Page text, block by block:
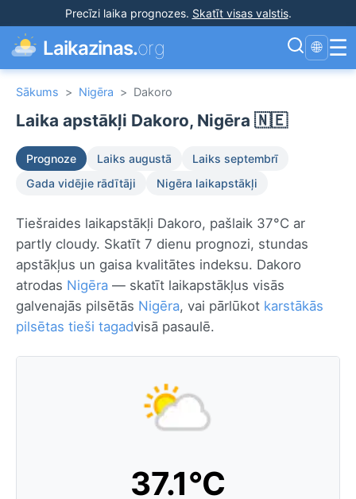
Precīzi laika prognozes. Skatīt visas valstis.
Laikazinas.org 🌐 ☰
Sākums > Nigēra > Dakoro
Laika apstākļi Dakoro, Nigēra 🇳🇪
Prognoze Laiks augustā
Laiks septembrī
Gada vidējie rādītāji
Nigēra laikapstākļi
Tiešraides laikapstākļi Dakoro, pašlaik 37°C ar
partly cloudy. Skatīt 7 dienu prognozi, stundas
apstākļus un gaisa kvalitātes indeksu. Dakoro
atrodas Nigēra — skatīt laikapstākļus visās
galvenajās pilsētās Nigēra, vai pārlūkot karstākās
pilsētas tieši tagadvisā pasaulē.
37.1°C